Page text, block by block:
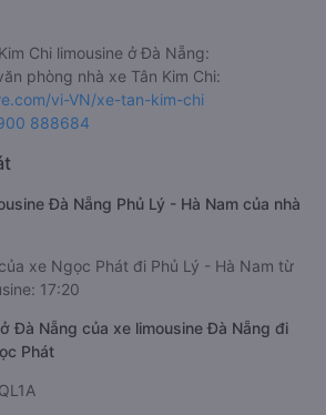
Chi limousine ở Đà Nẵng:
phòng nhà xe Tân Kim Chi:
vi-VN/xe-tan-kim-chi
888684
Đà Nẵng Phủ Lý - Hà Nam của nhà
xe Ngọc Phát đi Phủ Lý - Hà Nam từ
17:20
Đà Nẵng của xe limousine Đà Nẵng đi
Phát